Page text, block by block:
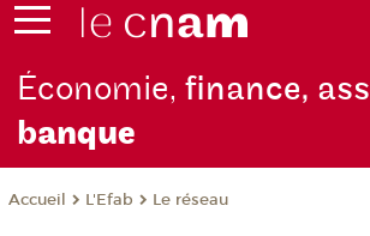
Économie,finance, ass
banque
Accueil L'Efab Le réseau